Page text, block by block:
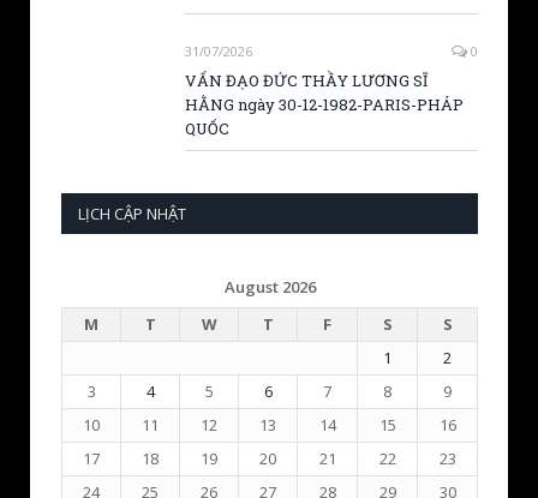
31/07/2026 0
VẤN ĐẠO ĐỨC THẦY LƯƠNG SĨ
HẰNG ngày 30-12-1982-PARIS-PHÁP
QUỐC
LỊCH CẬP NHẬT
August 2026
M
T W T F S
S
1
2
3
4 5 6 7 8
9
10
11 12 13 14 15
16
17
18 19 20 21 22
23
24
25 26 27 28 29 30